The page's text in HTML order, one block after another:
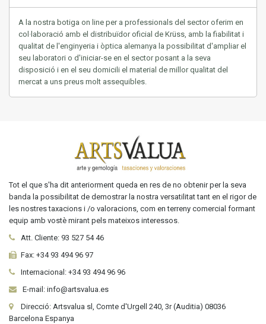
A la nostra botiga on line per a professionals del sector oferim en
col·laboració amb el distribuïdor oficial de Krüss, amb la fiabilitat i
qualitat de l'enginyeria i òptica alemanya la possibilitat d'ampliar el
seu laboratori o d'iniciar-se en el sector posant a la seva
disposició i en el seu domicili el material de millor qualitat del
mercat a uns preus molt assequibles.
Tot el que s'ha dit anteriorment queda en res de no obtenir per la seva
banda la possibilitat de demostrar la nostra versatilitat tant en el rigor de
les nostres taxacions i /o valoracions, com en terreny comercial formant
equip amb vostè mirant pels mateixos interessos.
Att. Cliente: 93 527 54 46
Fax: +34 93 494 96 97
Internacional: +34 93 494 96 96
E-mail: info@artsvalua.es
Direcció: Artsvalua sl, Comte d'Urgell 240, 3r (Auditia) 08036
Barcelona Espanya